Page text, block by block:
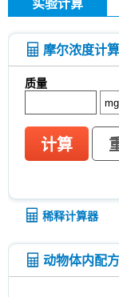
摩尔浓度计
质量
计算
稀释计算器
动物体内配